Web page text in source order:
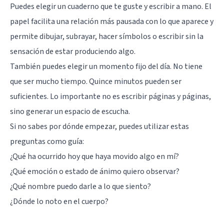
Puedes elegir un cuaderno que te guste y escribir a mano. El
papel facilita una relación más pausada con lo que aparece y
permite dibujar, subrayar, hacer símbolos o escribir sin la
sensación de estar produciendo algo.
También puedes elegir un momento fijo del día. No tiene
que ser mucho tiempo. Quince minutos pueden ser
suficientes. Lo importante no es escribir páginas y páginas,
sino generar un espacio de escucha.
Si no sabes por dónde empezar, puedes utilizar estas
preguntas como guía:
¿Qué ha ocurrido hoy que haya movido algo en mí?
¿Qué emoción o estado de ánimo quiero observar?
¿Qué nombre puedo darle a lo que siento?
¿Dónde lo noto en el cuerpo?